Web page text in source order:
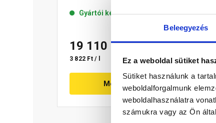
Beleegyezés
Ez a weboldal sütiket
Sütiket használunk a
weboldalforgalmunk
weboldalhasználatra
számukra vagy az Ön
Gyártói készleten
19 110 Ft/ db
3 822 Ft / l
Megnézem